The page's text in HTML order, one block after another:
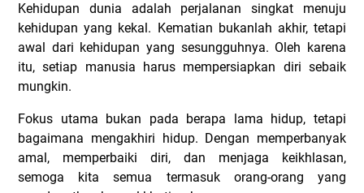
Kehidupan dunia adalah perjalanan singkat menuju
kehidupan yang kekal. Kematian bukanlah akhir, tetapi
awal dari kehidupan yang sesungguhnya. Oleh karena
itu, setiap manusia harus mempersiapkan diri sebaik
mungkin.
Fokus utama bukan pada berapa lama hidup, tetapi
bagaimana mengakhiri hidup. Dengan memperbanyak
amal, memperbaiki diri, dan menjaga keikhlasan,
semoga kita semua termasuk orang-orang yang